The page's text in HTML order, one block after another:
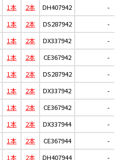
1本 2本 DH407942 -
1本 2本 DS287942
-
1本 2本 DX337942
-
1本 2本 CE367942 -
1本 2本 DS287942
-
1本 2本 DX337942
-
1本 2本 CE367942 -
1本 2本 DX337944
-
1本 2本 CE367944
-
1本 2本 DH407944 -